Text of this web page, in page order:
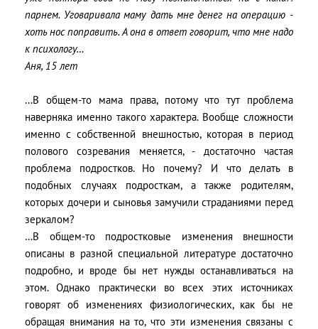
парнем. Уговаривала маму дать мне денег на операцию -
хоть нос поправить. А она в ответ говорит, что мне надо
к психологу…
Аня, 15 лет
...В общем-то мама права, потому что тут проблема
наверняка именно такого характера. Вообще сложности
именно с собственной внешностью, которая в период
полового созревания меняется, - достаточно частая
проблема подростков. Но почему? И что делать в
подобных случаях подросткам, а также родителям,
которых дочери и сыновья замучили страданиями перед
зеркалом?
…В общем-то подростковые изменения внешности
описаны в разной специальной литературе достаточно
подробно, и вроде бы нет нужды останавливаться на
этом. Однако практически во всех этих источниках
говорят об изменениях физиологических, как бы не
обращая внимания на то, что эти изменения связаны с